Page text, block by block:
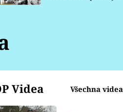
Videa Všechna videa